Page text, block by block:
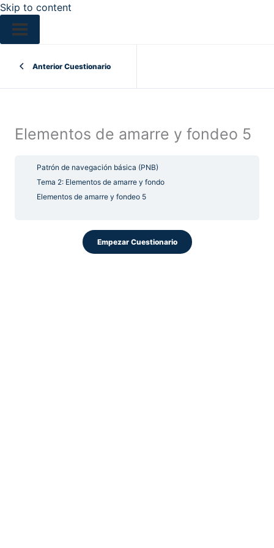
Skip to content
Anterior Cuestionario
Elementos de amarre y fondeo 5
Patrón de navegación básica (PNB)
Tema 2: Elementos de amarre y fondo
Elementos de amarre y fondeo 5